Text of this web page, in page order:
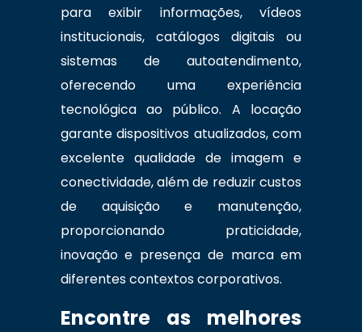
para exibir informações, vídeos
institucionais, catálogos digitais ou
sistemas de autoatendimento,
oferecendo uma experiência
tecnológica ao público. A locação
garante dispositivos atualizados, com
excelente qualidade de imagem e
conectividade, além de reduzir custos
de aquisição e manutenção,
proporcionando praticidade,
inovação e presença de marca em
diferentes contextos corporativos.
Encontre as melhores